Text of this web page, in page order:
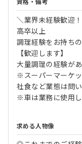
資格・備考
＼業界未経験歓迎
高卒以上
調理経験をお持ち
【歓迎します】
大量調理の経験が
※スーパーマーケ
社食など業態は問
※車は業務に使用
求める人物像